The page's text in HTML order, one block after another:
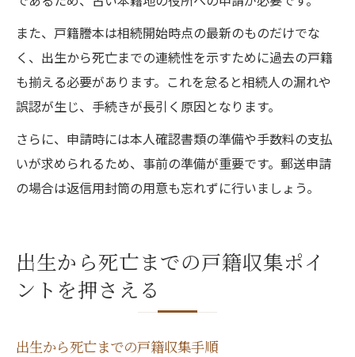
また、戸籍謄本は相続開始時点の最新のものだけでな
く、出生から死亡までの連続性を示すために過去の戸籍
も揃える必要があります。これを怠ると相続人の漏れや
誤認が生じ、手続きが長引く原因となります。
さらに、申請時には本人確認書類の準備や手数料の支払
いが求められるため、事前の準備が重要です。郵送申請
の場合は返信用封筒の用意も忘れずに行いましょう。
出生から死亡までの戸籍収集ポイ
ントを押さえる
出生から死亡までの戸籍収集手順